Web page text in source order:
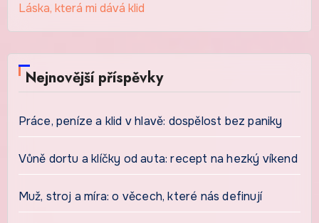
Láska, která mi dává klid
Nejnovější příspěvky
Práce, peníze a klid v hlavě: dospělost bez paniky
Vůně dortu a klíčky od auta: recept na hezký víkend
Muž, stroj a míra: o věcech, které nás definují